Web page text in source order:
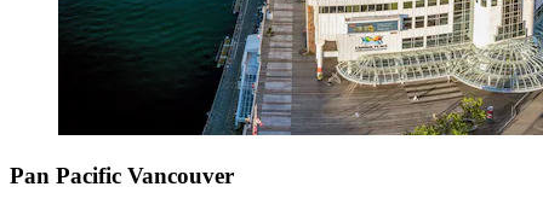
Pan Pacific Vancouver